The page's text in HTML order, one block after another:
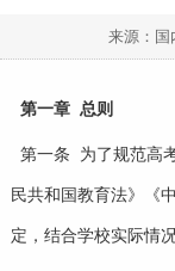
来源：国
第一章 总则
第一条 为了规范高
民共和国教育法》《
定，结合学校实际情